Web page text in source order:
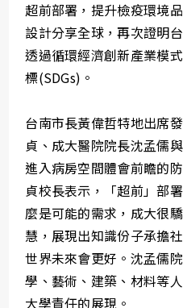
超前部署，提升檢疫環境
設計分享全球，再次證明
透過循環經濟創新產業模
標(SDGs)。
台南市長黃偉哲特地出席
貞、成大醫院院長沈孟儒
進入病房空間體會前瞻的
貞校長表示，「超前」部
麼是可能的需求，成大很
慧，展現出知識份子承擔
世界未來會更好。沈孟儒
學、藝術、建築、材料等
大學責任的展現。